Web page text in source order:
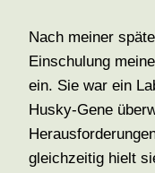
Nach meiner
Einschulung
ein. Sie war ein
Husky-Gene
gleichzeitig hielt